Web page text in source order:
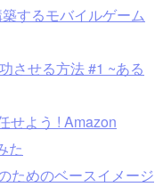
するモバイルゲーム
させる方法 #1 ~ある
せよう ! Amazon
た
ためのベースイメージ